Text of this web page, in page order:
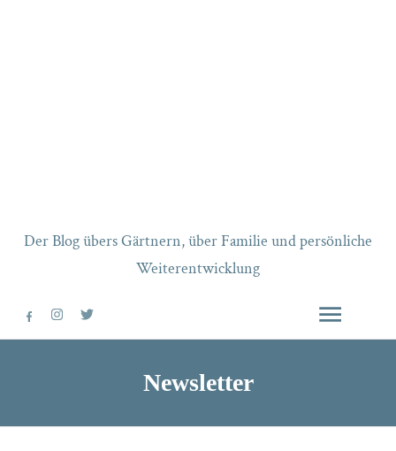
Der Blog übers Gärtnern, über Familie und persönliche
Weiterentwicklung
Newsletter